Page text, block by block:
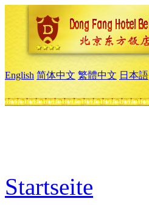
English 简体中文 繁體中文 日本語
Startseite